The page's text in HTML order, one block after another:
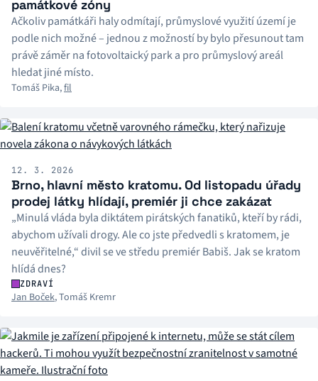
památkové zóny
Ačkoliv památkáři haly odmítají, průmyslové využití území je
podle nich možné – jednou z možností by bylo přesunout tam
právě záměr na fotovoltaický park a pro průmyslový areál
hledat jiné místo.
Tomáš Pika,fil
12. 3. 2026
Brno, hlavní město kratomu. Od listopadu úřady
prodej látky hlídají, premiér ji chce zakázat
„Minulá vláda byla diktátem pirátských fanatiků, kteří by rádi,
abychom užívali drogy. Ale co jste předvedli s kratomem, je
neuvěřitelné,“ divil se ve středu premiér Babiš. Jak se kratom
hlídá dnes?
ZDRAVÍ
Jan Boček,Tomáš Kremr